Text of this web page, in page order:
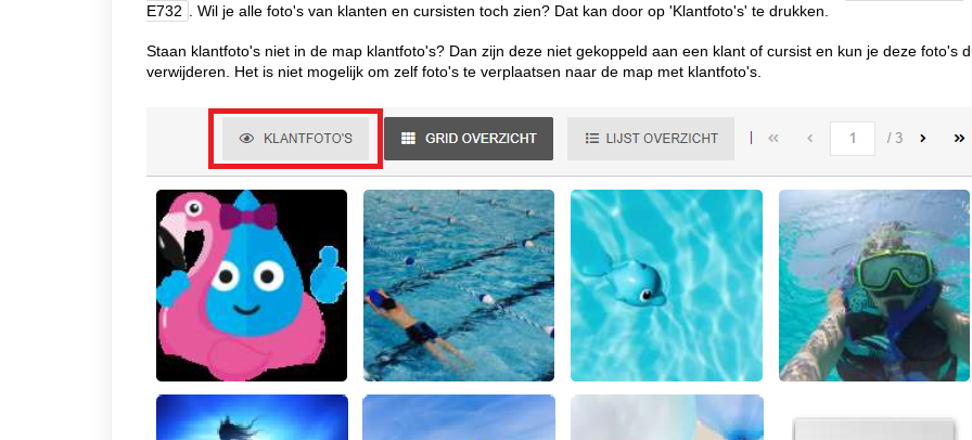
E732
Wil je alle foto's van klanten en cursisten toch zien? Dat kan door op 'Klantfoto's' te drukken.
Staan klantfoto's niet in de map klantfoto's? Dan zijn deze niet gekoppeld aan een klant of cursist en kun je deze foto's
verwijderen. Het is niet mogelijk om zelf foto's te verplaatsen naar de map met klantfoto's.